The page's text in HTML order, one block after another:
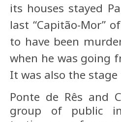
its houses stayed
last “Capitão-Mor”
to have been
when he was going
It was also the
Ponte de Rês and
group of public